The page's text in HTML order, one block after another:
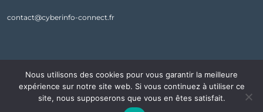
contact@cyberinfo-connect.fr
CyberInfo-Connect| Copyright © 2021 | Tous droits réservés
Nous utilisons des cookies pour vous garantir la meilleure
expérience sur notre site web. Si vous continuez à utiliser ce
site, nous supposerons que vous en êtes satisfait.